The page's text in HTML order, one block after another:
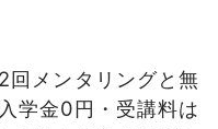
回メンタリングと無
学金0円・受講料は